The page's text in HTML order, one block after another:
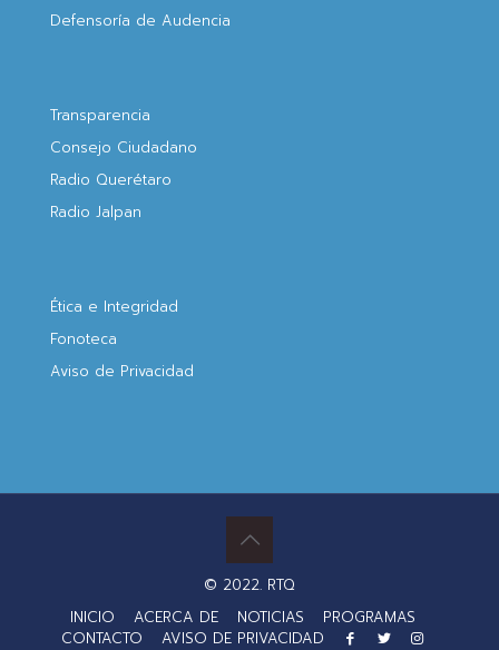
Defensoría de Audencia
Transparencia
Consejo Ciudadano
Radio Querétaro
Radio Jalpan
Ética e Integridad
Fonoteca
Aviso de Privacidad
© 2022. RTQ
INICIO
ACERCA DE NOTICIAS
PROGRAMAS
CONTACTO
AVISO DE PRIVACIDAD